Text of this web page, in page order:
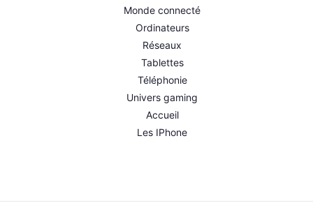
Monde connecté
Ordinateurs
Réseaux
Tablettes
Téléphonie
Univers gaming
Accueil
Les IPhone